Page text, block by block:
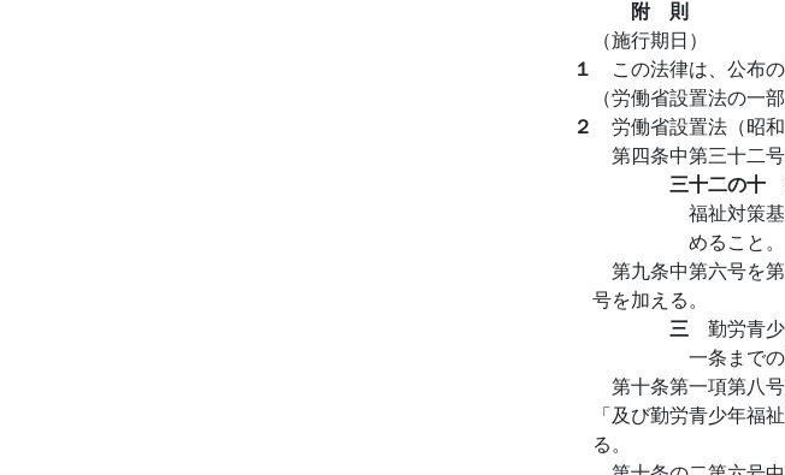
附 則
（施行期日）
１ この法律は、公布
（労働省設置法の一部
２ 労働省設置法（昭
第四条中第三十二
三十二の十
福祉対策
めること。
第九条中第六号を
号を加える。
三 勤労青
一条まで
第十条第一項第八
「及び勤労青少年福
る。